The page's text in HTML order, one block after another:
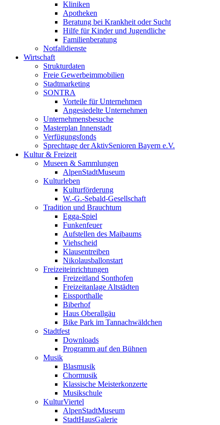
Kliniken
Apotheken
Beratung bei Krankheit oder Sucht
Hilfe für Kinder und Jugendliche
Familienberatung
Notfalldienste
Wirtschaft
Strukturdaten
Freie Gewerbeimmobilien
Stadtmarketing
SONTRA
Vorteile für Unternehmen
Angesiedelte Unternehmen
Unternehmensbesuche
Masterplan Innenstadt
Verfügungsfonds
Sprechtage der AktivSenioren Bayern e.V.
Kultur & Freizeit
Museen & Sammlungen
AlpenStadtMuseum
Kulturleben
Kulturförderung
W.-G.-Sebald-Gesellschaft
Tradition und Brauchtum
Egga-Spiel
Funkenfeuer
Aufstellen des Maibaums
Viehscheid
Klausentreiben
Nikolausballonstart
Freizeiteinrichtungen
Freizeitland Sonthofen
Freizeitanlage Altstädten
Eissporthalle
Biberhof
Haus Oberallgäu
Bike Park im Tannachwäldchen
Stadtfest
Downloads
Programm auf den Bühnen
Musik
Blasmusik
Chormusik
Klassische Meisterkonzerte
Musikschule
KulturViertel
AlpenStadtMuseum
StadtHausGalerie